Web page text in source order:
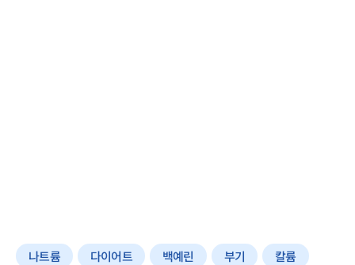
나트륨 다이어트 백예린 부기
칼륨